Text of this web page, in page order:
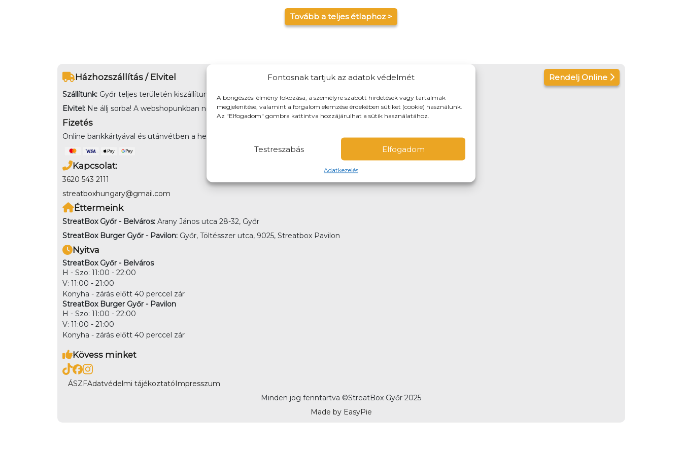
Fontosnak tartjuk az adatok védelmét
A böngészési élmény fokozása, a személyre szabott hirdetések vagy tartalmak
megjelenítése, valamint a forgalom elemzése érdekében sütiket (cookie) használunk.
Az "Elfogadom" gombra kattintva hozzájárulhat a sütik használatához.
Elfogadom
Testreszabás
Adatkezelés
Tovább a teljes étlaphoz >
Házhozszállítás / Elvitel Rendelj Online
Szállítunk: Győr teljes területén kiszállítunk, és maximum 10-km-es körzetbe
Elvitel: Ne állj sorba! A webshopunkban nem csak kiszállításra, de előre is rendelhetsz elvitelre!
Fizetés
Online bankkártyával és utánvétben a helyszínen is fizethetsz. Kiszállítás esetén nem lehet utánvéttel fizetni
Kapcsolat:
3620 543 2111
streatboxhungary@gmail.com
Éttermeink
StreatBox Győr - Belváros: Arany János utca 28-32, Győr
StreatBox Burger Győr - Pavilon: Győr, Töltésszer utca, 9025, Streatbox Pavilon
Nyitva
StreatBox Győr - Belváros
H - Szo: 11:00 - 22:00
V: 11:00 - 21:00
Konyha - zárás előtt 40 perccel zár
StreatBox Burger Győr - Pavilon
H - Szo: 11:00 - 22:00
V: 11:00 - 21:00
Konyha - zárás előtt 40 perccel zár
Kövess minket
ÁSZFAdatvédelmi tájékoztatóImpresszum
Minden jog fenntartva ©StreatBox Győr 2025
Made by EasyPie